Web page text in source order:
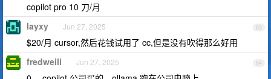
copilot pro 10 刀/月
63
layxy Jun 27, 2025
$20/月 cursor,然后花钱试用了 cc,但是没有吹得那么好用
64
fredweili Jun 27, 2025